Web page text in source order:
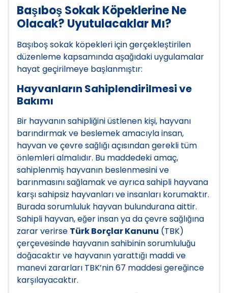
Başıboş Sokak Köpeklerine Ne
Olacak? Uyutulacaklar Mı?
Başıboş sokak köpekleri için gerçekleştirilen
düzenleme kapsamında aşağıdaki uygulamalar
hayat geçirilmeye başlanmıştır:
Hayvanların Sahiplendirilmesi ve
Bakımı
Bir hayvanın sahipliğini üstlenen kişi, hayvanı
barındırmak ve beslemek amacıyla insan,
hayvan ve çevre sağlığı açısından gerekli tüm
önlemleri almalıdır. Bu maddedeki amaç,
sahiplenmiş hayvanın beslenmesini ve
barınmasını sağlamak ve ayrıca sahipli hayvana
karşı sahipsiz hayvanları ve insanları korumaktır.
Burada sorumluluk hayvan bulundurana aittir.
Sahipli hayvan, eğer insan ya da çevre sağlığına
zarar verirse Türk Borçlar Kanunu (TBK)
çerçevesinde hayvanın sahibinin sorumluluğu
doğacaktır ve hayvanın yarattığı maddi ve
manevi zararları TBK’nin 67 maddesi gereğince
karşılayacaktır.